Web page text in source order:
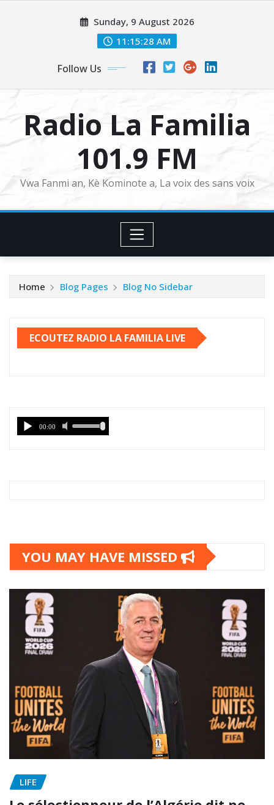
Sunday, 9 August 2026
11:15:28 AM
Follow Us
Radio La Familia
101.9 FM
Vwa Fanmi an, Kè Kominote a, La voix des sans voix
Home Blog Pages Blog No Sidebar
ECOUTEZ RADIO LA FAMILIA LIVE
YOU MAY HAVE MISSED
LIFE